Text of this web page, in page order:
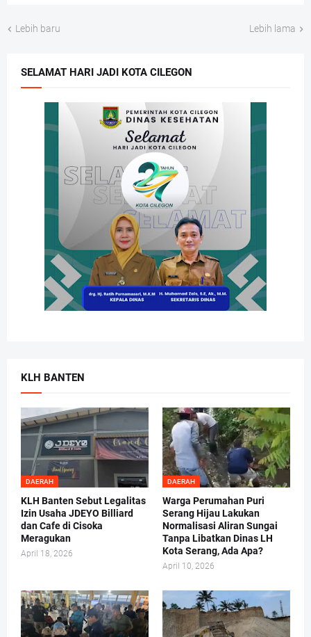
Lebih baru Lebih lama
SELAMAT HARI JADI KOTA CILEGON
KLH BANTEN
DAERAH
KLH Banten Sebut Legalitas
Izin Usaha JDEYO Billiard
dan Cafe di Cisoka
Meragukan
April 18, 2026
DAERAH
Warga Perumahan Puri
Serang Hijau Lakukan
Normalisasi Aliran Sungai
Tanpa Libatkan Dinas LH
Kota Serang, Ada Apa?
April 10, 2026